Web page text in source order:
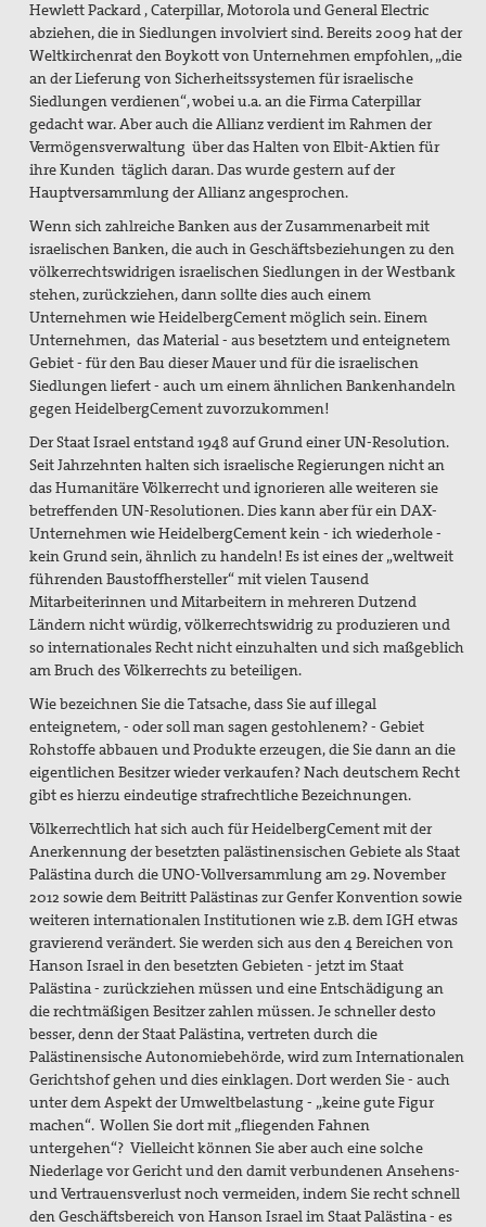
Hewlett Packard , Caterpillar, Motorola und General Electric
abziehen, die in Siedlungen involviert sind. Bereits 2009 hat der
Weltkirchenrat den Boykott von Unternehmen empfohlen, „die
an der Lieferung von Sicherheitssystemen für israelische
Siedlungen verdienen“, wobei u.a. an die Firma Caterpillar
gedacht war. Aber auch die Allianz verdient im Rahmen der
Vermögensverwaltung über das Halten von Elbit-Aktien für
ihre Kunden täglich daran. Das wurde gestern auf der
Hauptversammlung der Allianz angesprochen.
Wenn sich zahlreiche Banken aus der Zusammenarbeit mit
israelischen Banken, die auch in Geschäftsbeziehungen zu den
völkerrechtswidrigen israelischen Siedlungen in der Westbank
stehen, zurückziehen, dann sollte dies auch einem
Unternehmen wie HeidelbergCement möglich sein. Einem
Unternehmen, das Material - aus besetztem und enteignetem
Gebiet - für den Bau dieser Mauer und für die israelischen
Siedlungen liefert - auch um einem ähnlichen Bankenhandeln
gegen HeidelbergCement zuvorzukommen!
Der Staat Israel entstand 1948 auf Grund einer UN-Resolution.
Seit Jahrzehnten halten sich israelische Regierungen nicht an
das Humanitäre Völkerrecht und ignorieren alle weiteren sie
betreffenden UN-Resolutionen. Dies kann aber für ein DAX-
Unternehmen wie HeidelbergCement kein - ich wiederhole -
kein Grund sein, ähnlich zu handeln! Es ist eines der „weltweit
führenden Baustoffhersteller“ mit vielen Tausend
Mitarbeiterinnen und Mitarbeitern in mehreren Dutzend
Ländern nicht würdig, völkerrechtswidrig zu produzieren und
so internationales Recht nicht einzuhalten und sich maßgeblich
am Bruch des Völkerrechts zu beteiligen.
Wie bezeichnen Sie die Tatsache, dass Sie auf illegal
enteignetem, - oder soll man sagen gestohlenem? - Gebiet
Rohstoffe abbauen und Produkte erzeugen, die Sie dann an die
eigentlichen Besitzer wieder verkaufen? Nach deutschem Recht
gibt es hierzu eindeutige strafrechtliche Bezeichnungen.
Völkerrechtlich hat sich auch für HeidelbergCement mit der
Anerkennung der besetzten palästinensischen Gebiete als Staat
Palästina durch die UNO-Vollversammlung am 29. November
2012 sowie demBeitritt Palästinas zur Genfer Konvention sowie
weiteren internationalen Institutionen wie z.B. dem IGH etwas
gravierend verändert. Sie werden sich aus den 4 Bereichen von
Hanson Israel in den besetzten Gebieten - jetzt im Staat
Palästina - zurückziehen müssen und eine Entschädigung an
die rechtmäßigen Besitzer zahlen müssen. Je schneller desto
besser, denn der Staat Palästina, vertreten durch die
Palästinensische Autonomiebehörde, wird zum Internationalen
Gerichtshof gehen und dies einklagen. Dort werden Sie - auch
unter dem Aspekt der Umweltbelastung - „keine gute Figur
machen“. Wollen Sie dort mit „fliegenden Fahnen
untergehen“? Vielleicht können Sie aber auch eine solche
Niederlage vor Gericht und den damit verbundenen Ansehens-
und Vertrauensverlust noch vermeiden, indem Sie recht schnell
den Geschäftsbereich von Hanson Israel im Staat Palästina - es